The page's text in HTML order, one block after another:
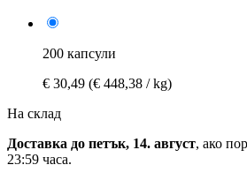
200 капсули
€ 30,49 (€ 448,38 / kg)
На склад
Доставка до петък, 14. август, ако
23:59 часа.